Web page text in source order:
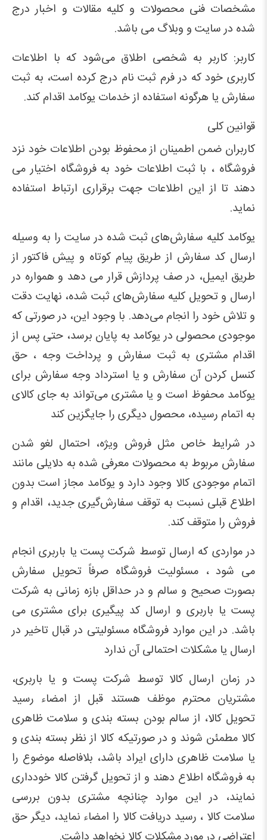
مشخصات فنی محصولات و کلیه مقالات و اخبار درج
شده در سایت و وبلاگ می باشد.
کاربر: کاربر به شخصی اطلاق می‌شود که با اطلاعات
کاربری خود که در فرم ثبت نام درج کرده است، به ثبت
سفارش یا هرگونه استفاده از خدمات یوکامد اقدام کند.
قوانین کلی
کاربران ضمن اطمینان از محفوظ بودن اطلاعات خود نزد
فروشگاه ، با ثبت اطلاعات خود به فروشگاه اختیار می
دهند تا از این اطلاعات جهت برقراری ارتباط استفاده
نماید.
یوکامد کلیه سفارش‌‏های ثبت شده در سایت را به وسیله
ارسال کد سفارش از طریق پیام کوتاه و پیش فاکتور از
طریق ایمیل، در صف پردازش قرار می‏ دهد و همواره در
ارسال و تحویل کلیه سفارش‌‏های ثبت شده، نهایت دقت
و تلاش خود را انجام می‌دهد. با وجود این، در صورتی که
موجودی محصولی در یوکامد به پایان برسد، حتی پس از
اقدام مشتری به ثبت سفارش و پرداخت وجه ، حق
کنسل کردن آن سفارش و یا استرداد وجه سفارش برای
یوکامد محفوظ است و یا مشتری می‏‌تواند به جای کالای
به اتمام رسیده، محصول دیگری را جایگزین کند
در شرایط خاص مثل فروش ویژه، احتمال لغو شدن
سفارش مربوط به محصولات معرفی شده به دلایلی مانند
اتمام موجودی کالا وجود دارد و یوکامد مجاز است بدون
اطلاع قبلی نسبت به توقف سفارش‌‏گیری جدید، اقدام و
فروش را متوقف کند.
در مواردی که ارسال توسط شرکت پست یا باربری انجام
می شود ، مسئولیت فروشگاه صرفاً تحویل سفارش
بصورت صحیح و سالم و در حداقل بازه زمانی به شرکت
پست یا باربری و ارسال کد پیگیری برای مشتری می
باشد. در این موارد فروشگاه مسئولیتی در قبال تاخیر در
ارسال یا مشکلات احتمالی آن ندارد
در زمان ارسال کالا توسط شرکت پست و یا باربری،
مشتریان محترم موظف هستند قبل از امضاء رسید
تحویل کالا، از سالم بودن بسته بندی و سلامت ظاهری
کالا مطمئن شوند و در صورتیکه کالا از نظر بسته بندی و
یا سلامت ظاهری دارای ایراد باشد، بلافاصله موضوع را
به فروشگاه اطلاع دهند و از تحویل گرفتن کالا خودداری
نمایند، در این موارد چنانچه مشتری بدون بررسی
سلامت کالا ، رسید دریافت کالا را امضاء نماید، دیگر حق